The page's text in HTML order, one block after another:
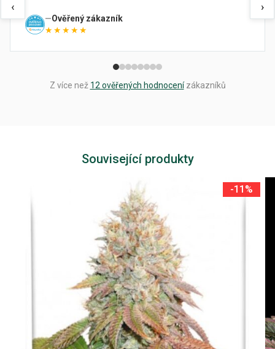
‹
Ověřený zákazník
★★★★★
›
Z více než 12 ověřených hodnocenízákazníků
Související produkty
-11%